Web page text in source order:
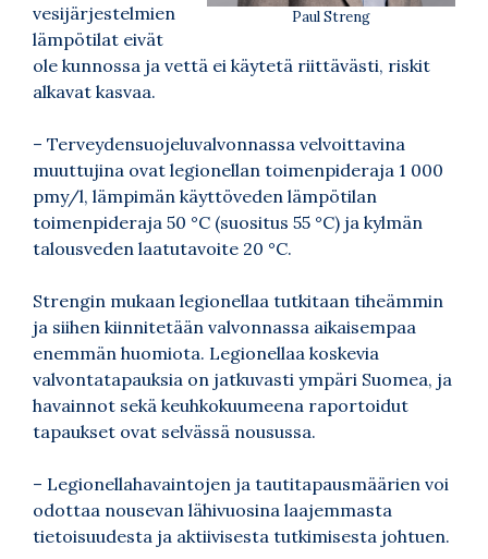
Paul Streng
vesijärjestelmien
lämpötilat eivät
ole kunnossa ja vettä ei käytetä riittävästi, riskit
alkavat kasvaa.
– Terveydensuojeluvalvonnassa velvoittavina
muuttujina ovat legionellan toimenpideraja 1 000
pmy/l, lämpimän käyttöveden lämpötilan
toimenpideraja 50 °C (suositus 55 °C) ja kylmän
talousveden laatutavoite 20 °C.
Strengin mukaan legionellaa tutkitaan tiheämmin
ja siihen kiinnitetään valvonnassa aikaisempaa
enemmän huomiota. Legionellaa koskevia
valvontatapauksia on jatkuvasti ympäri Suomea, ja
havainnot sekä keuhkokuumeena raportoidut
tapaukset ovat selvässä nousussa.
– Legionellahavaintojen ja tautitapausmäärien voi
odottaa nousevan lähivuosina laajemmasta
tietoisuudesta ja aktiivisesta tutkimisesta johtuen.